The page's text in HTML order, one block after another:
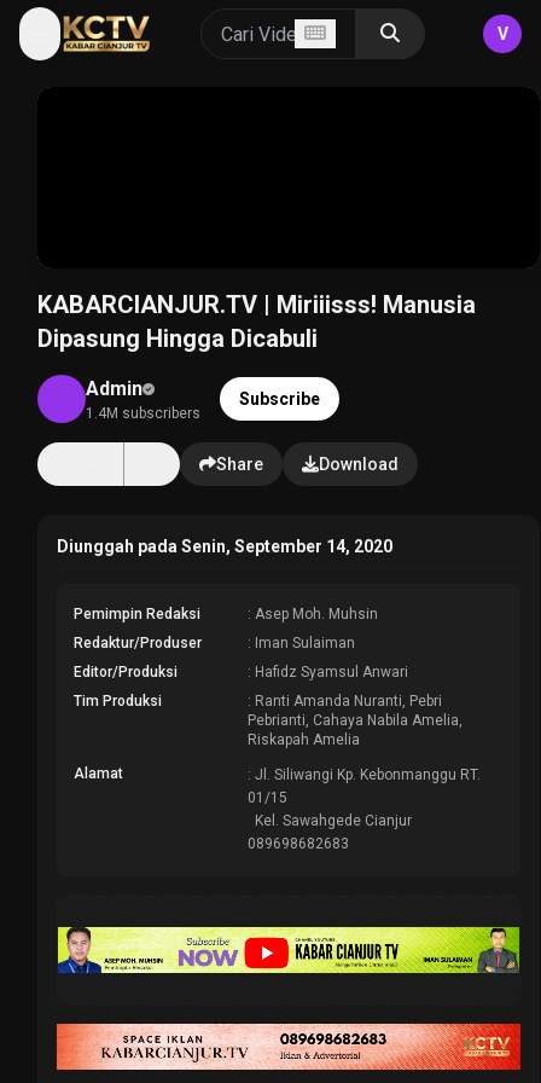
V
KABARCIANJUR.TV | Miriiisss! Manusia
Dipasung Hingga Dicabuli
Admin
1.4M subscribers
Subscribe
Share Download
Diunggah pada Senin, September 14, 2020
Pemimpin Redaksi
: Asep Moh. Muhsin
Redaktur/Produser
: Iman Sulaiman
Editor/Produksi
: Hafidz Syamsul Anwari
Tim Produksi
: Ranti Amanda Nuranti, Pebri
Pebrianti, Cahaya Nabila Amelia,
Riskapah Amelia
Alamat
: Jl. Siliwangi Kp. Kebonmanggu RT.
01/15
Kel. Sawahgede Cianjur
089698682683